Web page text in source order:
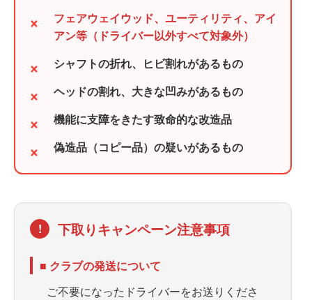
×
フェアウェイウッド、ユーティリティ、アイ
アン等（ドライバー以外すべて対象外）
× シャフトの折れ、ヒビ割れがあるもの
× ヘッドの割れ、大きな凹みがあるもの
× 機能に支障をきたす致命的な改造品
× 偽造品（コピー品）の疑いがあるもの
! 下取りキャンペーン注意事項
■ クラブの発送について
ご不要になったドライバーをお送りくださ